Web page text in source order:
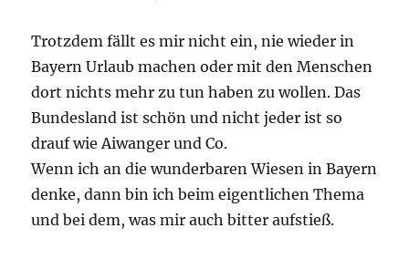
Trotzdem fällt es mir nicht ein, nie wieder in
Bayern Urlaub machen oder mit den Menschen
dort nichts mehr zu tun haben zu wollen. Das
Bundesland ist schön und nicht jeder ist so
drauf wie Aiwanger und Co.
Wenn ich an die wunderbaren Wiesen in Bayern
denke, dann bin ich beim eigentlichen Thema
und bei dem, was mir auch bitter aufstieß.